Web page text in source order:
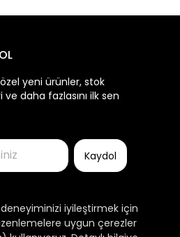
deneyiminizi iyileştirmek için
uygun çerezler
yeni ürünler, stok
daha fazlasını ilk sen
Kaydol